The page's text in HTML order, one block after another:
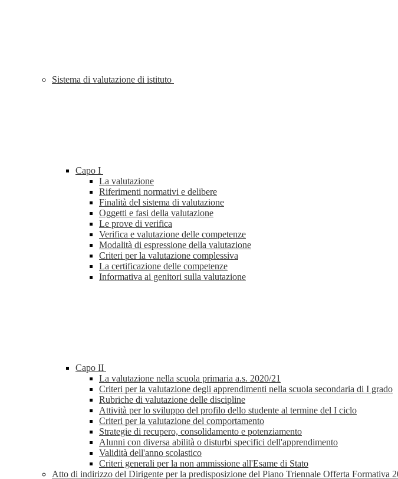
Sistema di valutazione di istituto
Capo I
La valutazione
Riferimenti normativi e delibere
Finalità del sistema di valutazione
Oggetti e fasi della valutazione
Le prove di verifica
Verifica e valutazione delle competenze
Modalità di espressione della valutazione
Criteri per la valutazione complessiva
La certificazione delle competenze
Informativa ai genitori sulla valutazione
Capo II
La valutazione nella scuola primaria a.s. 2020/21
Criteri per la valutazione degli apprendimenti nella scuola secondaria di I grado
Rubriche di valutazione delle discipline
Attività per lo sviluppo del profilo dello studente al termine del I ciclo
Criteri per la valutazione del comportamento
Strategie di recupero, consolidamento e potenziamento
Alunni con diversa abilità o disturbi specifici dell'apprendimento
Validità dell'anno scolastico
Criteri generali per la non ammissione all'Esame di Stato
Atto di indirizzo del Dirigente per la predisposizione del Piano Triennale Offerta Formativa